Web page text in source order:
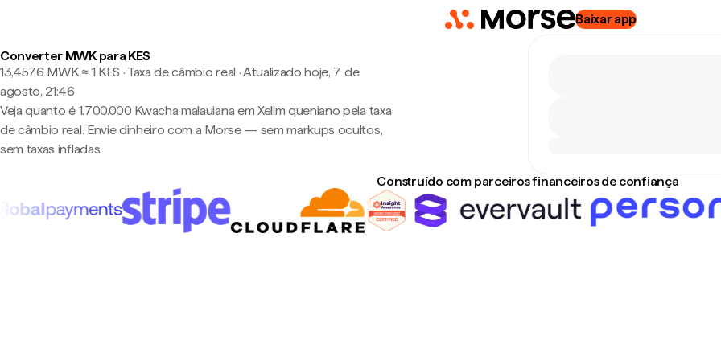
Baixar app
Converter MWK para KES
13,4576 MWK ≈ 1 KES · Taxa de câmbio real ·Atualizado hoje, 7 de
agosto, 21:46
Veja quanto é 1.700.000 Kwacha malauiana em Xelim queniano pela taxa
de câmbio real. Envie dinheiro com a Morse — sem markups ocultos,
sem taxas infladas.
Construído com parceiros financeiros de confiança